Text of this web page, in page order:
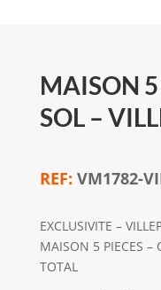
MAISON 5
SOL –
VM1782-
EXCLUSIVITE –
MAISON 5 PIECES –
TOTAL